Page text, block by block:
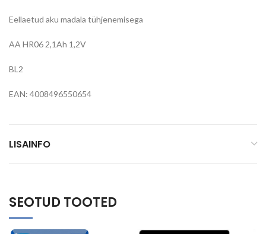
Eellaetud aku madala tühjenemisega
AA HR06 2,1Ah 1,2V
BL2
EAN: 4008496550654
LISAINFO
SEOTUD TOOTED